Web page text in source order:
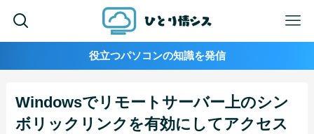
役立つパソコンの知識を発信
Windowsでリモートサーバー上のシン
ボリックリンクを有効にしてアクセス